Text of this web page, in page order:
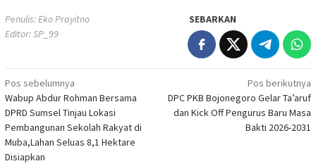
Penulis: Eko Prayitno
Editor: SP_99
SEBARKAN
Navigasi
pos
Pos sebelumnya
Wabup Abdur Rohman Bersama
DPRD Sumsel Tinjau Lokasi
Pembangunan Sekolah Rakyat di
Muba,Lahan Seluas 8,1 Hektare
Disiapkan
Pos berikutnya
DPC PKB Bojonegoro Gelar Ta’aruf
dan Kick Off Pengurus Baru Masa
Bakti 2026-2031